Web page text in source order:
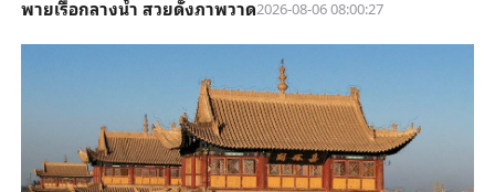
พายเรือกลางน้ำ สวยดั่งภาพวาด2026-08-06 08:00:27